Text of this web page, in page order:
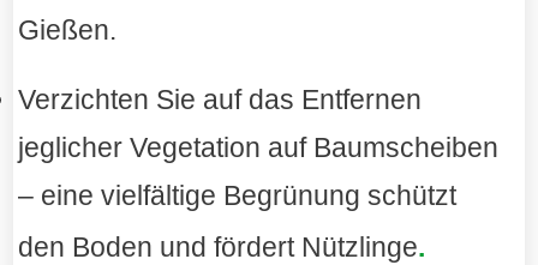
Gießen.
Verzichten Sie auf das Entfernen
jeglicher Vegetation auf Baumscheiben
– eine vielfältige Begrünung schützt
den Boden und fördert Nützlinge.